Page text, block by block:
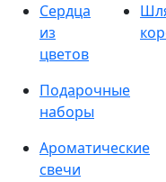
Сердца
из
цветов
Подарочные
наборы
Ароматические
свечи